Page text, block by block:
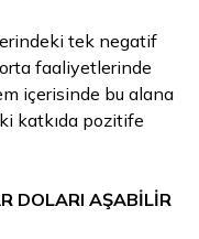
tek negatif
faaliyetlerinde
içerisinde bu alana
katkıda pozitife
DOLARI AŞABİLİR